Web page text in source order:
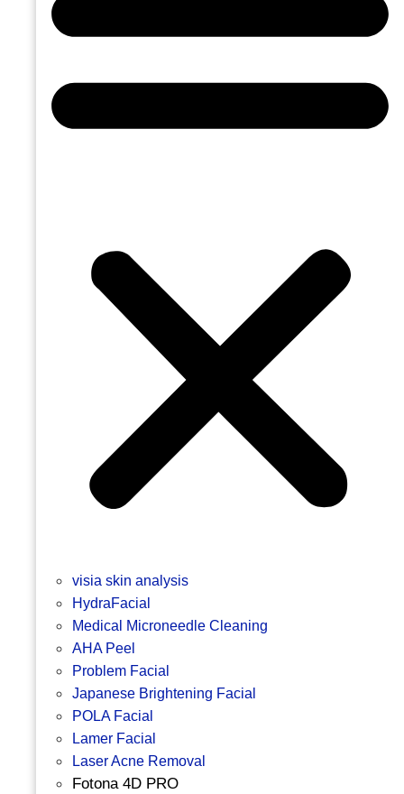
visia skin analysis
HydraFacial
Medical Microneedle Cleaning
AHA Peel
Problem Facial
Japanese Brightening Facial
POLA Facial
Lamer Facial
Laser Acne Removal
Fotona 4D PRO